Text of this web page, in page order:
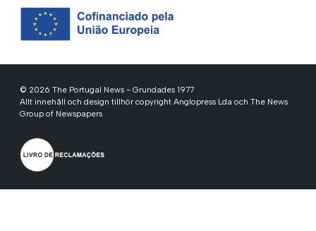
© 2026 The Portugal News - Grundades 1977
Allt innehåll och design tillhör copyright Anglopress Lda och The News
Group of Newspapers